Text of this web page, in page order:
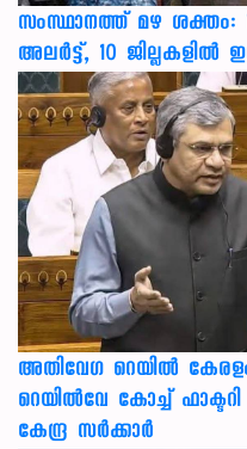
സംസ്ഥാനത്ത് മഴ ശക്തം:
അലർട്ട്, 10 ജില്ലകളിൽ
അതിവേഗ റെയിൽ
റെയിൽവേ കോച്ച് ഫാക്ടറി
കേന്ദ്ര സർക്കാർ